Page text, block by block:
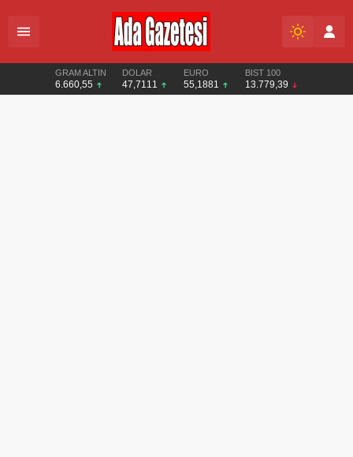
GRAM ALTIN
6.660,55
DOLAR
47,7111
EURO
55,1881
BIST 100
13.779,39